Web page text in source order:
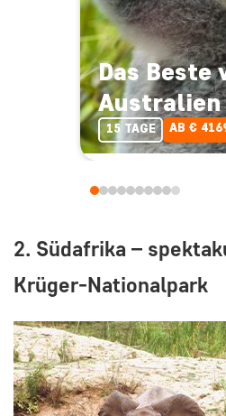
Das Beste
Australien
15 TAGE AB €
2. Südafrika –
Krüger-Nationalpark